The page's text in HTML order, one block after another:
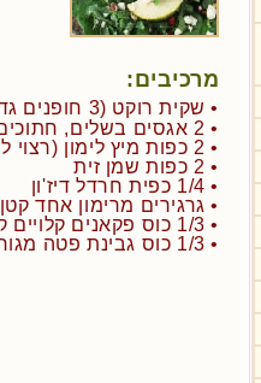
מרכיבים:
• שקית רוקט (3 חופנים גדולים)
• 2 אגסים בשלים, חתוכים לרצועות
• 2 כפות מיץ לימון (רצוי ליים)
• 2 כפות שמן זית
• 1/4 כפית חרדל דיז'ון
• גרגירים מרימון אחד קטן
• 1/3 כוס פקאנים קלויים קצוצים
• 1/3 כוס גבינת פטה מגוררת (לא חובה)